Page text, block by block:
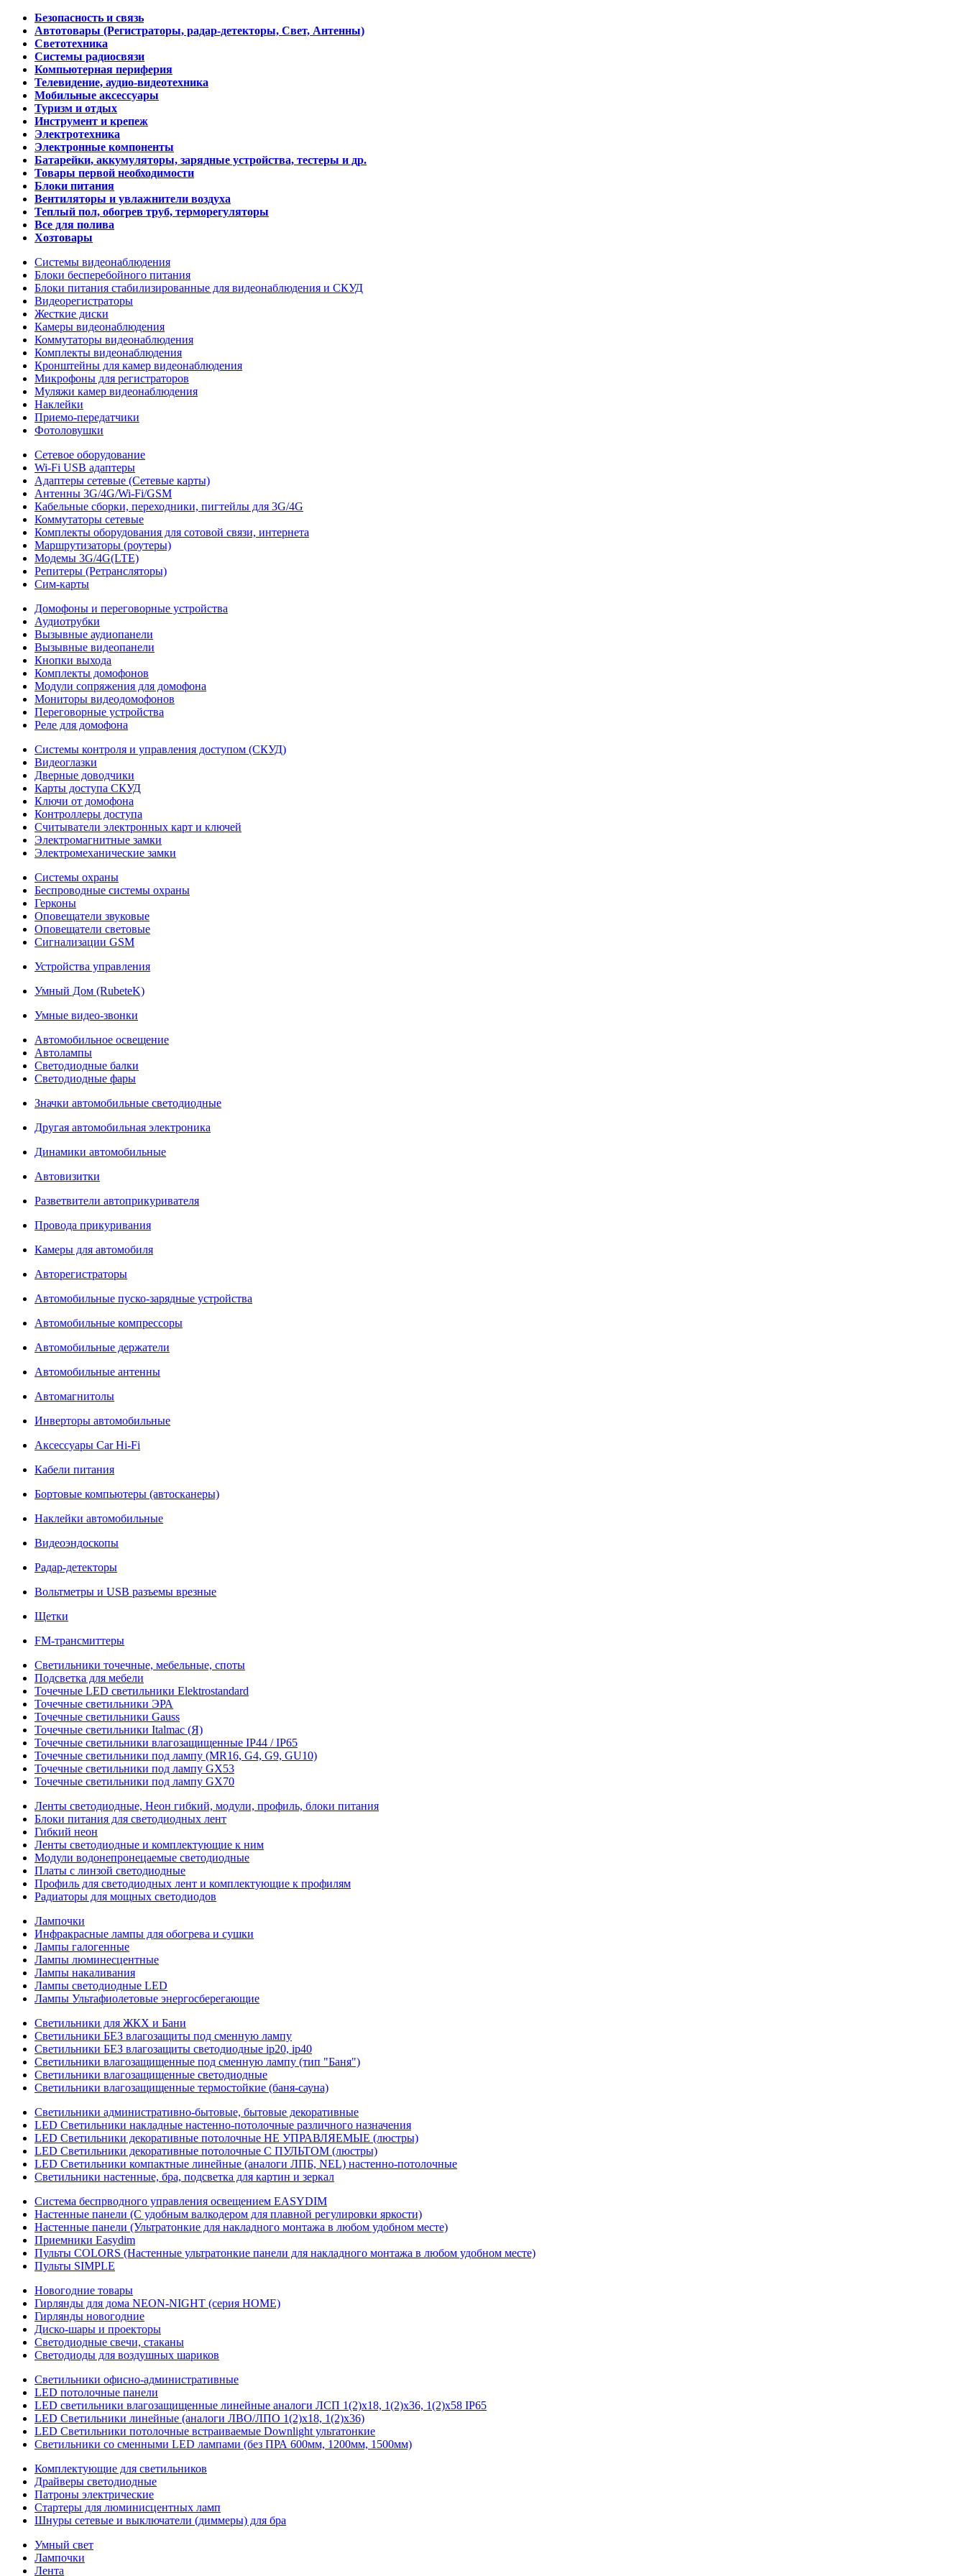
Безопасность и связь
Автотовары (Регистраторы, радар-детекторы, Свет, Антенны)
Светотехника
Системы радиосвязи
Компьютерная периферия
Телевидение, аудио-видеотехника
Мобильные аксессуары
Туризм и отдых
Инструмент и крепеж
Электротехника
Электронные компоненты
Батарейки, аккумуляторы, зарядные устройства, тестеры и др.
Товары первой необходимости
Блоки питания
Вентиляторы и увлажнители воздуха
Теплый пол, обогрев труб, терморегуляторы
Все для полива
Хозтовары
Системы видеонаблюдения
Блоки бесперебойного питания
Блоки питания стабилизированные для видеонаблюдения и СКУД
Видеорегистраторы
Жесткие диски
Камеры видеонаблюдения
Коммутаторы видеонаблюдения
Комплекты видеонаблюдения
Кронштейны для камер видеонаблюдения
Микрофоны для регистраторов
Муляжи камер видеонаблюдения
Наклейки
Приемо-передатчики
Фотоловушки
Сетевое оборудование
Wi-Fi USB адаптеры
Адаптеры сетевые (Сетевые карты)
Антенны 3G/4G/Wi-Fi/GSM
Кабельные сборки, переходники, пигтейлы для 3G/4G
Коммутаторы сетевые
Комплекты оборудования для сотовой связи, интернета
Маршрутизаторы (роутеры)
Модемы 3G/4G(LTE)
Репитеры (Ретрансляторы)
Сим-карты
Домофоны и переговорные устройства
Аудиотрубки
Вызывные аудиопанели
Вызывные видеопанели
Кнопки выхода
Комплекты домофонов
Модули сопряжения для домофона
Мониторы видеодомофонов
Переговорные устройства
Реле для домофона
Системы контроля и управления доступом (СКУД)
Видеоглазки
Дверные доводчики
Карты доступа СКУД
Ключи от домофона
Контроллеры доступа
Считыватели электронных карт и ключей
Электромагнитные замки
Электромеханические замки
Системы охраны
Беспроводные системы охраны
Герконы
Оповещатели звуковые
Оповещатели световые
Сигнализации GSM
Устройства управления
Умный Дом (RubeteK)
Умные видео-звонки
Автомобильное освещение
Автолампы
Светодиодные балки
Светодиодные фары
Значки автомобильные светодиодные
Другая автомобильная электроника
Динамики автомобильные
Автовизитки
Разветвители автоприкуривателя
Провода прикуривания
Камеры для автомобиля
Авторегистраторы
Автомобильные пуско-зарядные устройства
Автомобильные компрессоры
Автомобильные держатели
Автомобильные антенны
Автомагнитолы
Инверторы автомобильные
Аксессуары Car Hi-Fi
Кабели питания
Бортовые компьютеры (автосканеры)
Наклейки автомобильные
Видеоэндоскопы
Радар-детекторы
Вольтметры и USB разъемы врезные
Щетки
FM-трансмиттеры
Светильники точечные, мебельные, споты
Подсветка для мебели
Точечные LED светильники Elektrostandard
Точечные светильники ЭРА
Точечные светильники Gauss
Точечные светильники Italmac (Я)
Точечные светильники влагозащищенные IP44 / IP65
Точечные светильники под лампу (MR16, G4, G9, GU10)
Точечные светильники под лампу GX53
Точечные светильники под лампу GX70
Ленты светодиодные, Неон гибкий, модули, профиль, блоки питания
Блоки питания для светодиодных лент
Гибкий неон
Ленты светодиодные и комплектующие к ним
Модули водонепронецаемые светодиодные
Платы с линзой светодиодные
Профиль для светодиодных лент и комплектующие к профилям
Радиаторы для мощных светодиодов
Лампочки
Инфракрасные лампы для обогрева и сушки
Лампы галогенные
Лампы люминесцентные
Лампы накаливания
Лампы светодиодные LED
Лампы Ультафиолетовые энергосберегающие
Светильники для ЖКХ и Бани
Светильники БЕЗ влагозащиты под сменную лампу
Светильники БЕЗ влагозащиты светодиодные ip20, ip40
Светильники влагозащищенные под сменную лампу (тип "Баня")
Светильники влагозащищенные светодиодные
Светильники влагозащищенные термостойкие (баня-сауна)
Светильники административно-бытовые, бытовые декоративные
LED Cветильники накладные настенно-потолочные различного назначения
LED Светильники декоративные потолочные НЕ УПРАВЛЯЕМЫЕ (люстры)
LED Светильники декоративные потолочные С ПУЛЬТОМ (люстры)
LED Светильники компактные линейные (аналоги ЛПБ, NEL) настенно-потолочные
Светильники настенные, бра, подсветка для картин и зеркал
Система беспрводного управления освещением EASYDIM
Настенные панели (С удобным валкодером для плавной регулировки яркости)
Настенные панели (Ультратонкие для накладного монтажа в любом удобном месте)
Приемники Easydim
Пульты COLORS (Настенные ультратонкие панели для накладного монтажа в любом удобном месте)
Пульты SIMPLE
Новогодние товары
Гирлянды для дома NEON-NIGHT (серия HOME)
Гирлянды новогодние
Диско-шары и проекторы
Светодиодные свечи, стаканы
Светодиоды для воздушных шариков
Светильники офисно-административные
LED потолочные панели
LED светильники влагозащищенные линейные аналоги ЛСП 1(2)х18, 1(2)х36, 1(2)х58 IP65
LED Светильники линейные (аналоги ЛВО/ЛПО 1(2)х18, 1(2)х36)
LED Светильники потолочные встраиваемые Downlight ультатонкие
Светильники со сменными LED лампами (без ПРА 600мм, 1200мм, 1500мм)
Комплектующие для светильников
Драйверы светодиодные
Патроны электрические
Стартеры для люминисцентных ламп
Шнуры сетевые и выключатели (диммеры) для бра
Умный свет
Лампочки
Лента